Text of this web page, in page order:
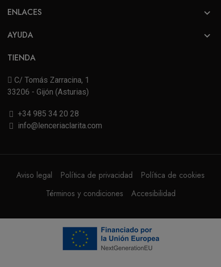
ENLACES 
AYUDA 
TIENDA
C/ Tomás Zarracina, 1
33206 - Gijón (Asturias)
+34 985 34 20 28
info@lenceriaclarita.com
Aviso legal Política de privacidad
Política de cookies
Términos y condiciones
Accesibilidad